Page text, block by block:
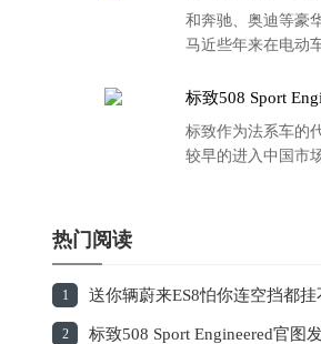
和奔驰、奥迪等豪
马近些年来在电动
标致508 Sport
标致作为法系车的
较早的进入中国市
热门阅读
1 送你辆蔚来ES8怕你连空挡都
藏在这
2 标致508 Sport Engineered官图